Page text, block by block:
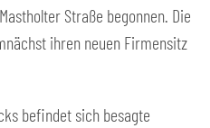
Mastholter Straße begonnen. Die
ihren neuen Firmensitz
befindet sich besagte